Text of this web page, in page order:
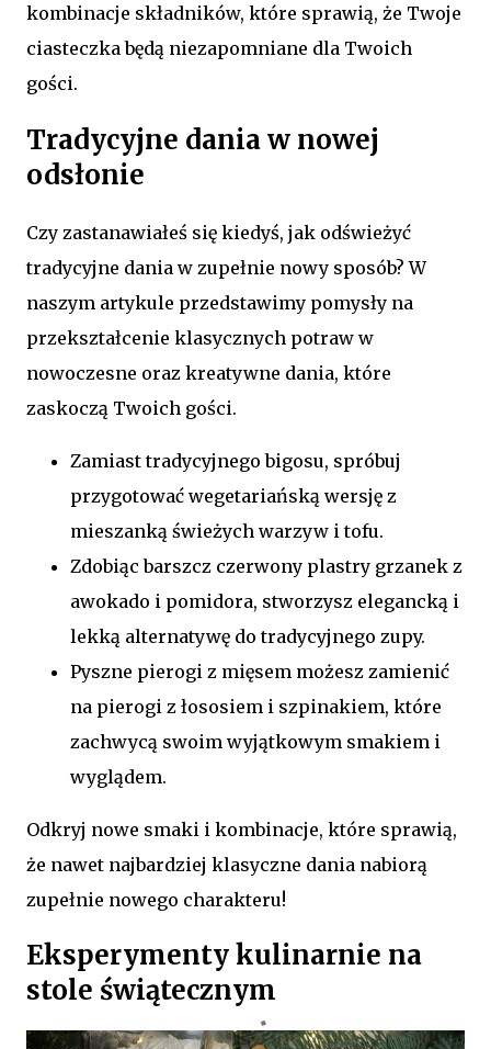
kombinacje składników, które sprawią, że Twoje
ciasteczka będą niezapomniane dla Twoich
gości.
Tradycyjne dania w nowej
odsłonie
Czy zastanawiałeś się kiedyś, jak odświeżyć
tradycyjne dania w zupełnie nowy sposób? W
naszym artykule przedstawimy pomysły na
przekształcenie klasycznych potraw w
nowoczesne oraz kreatywne dania, które
zaskoczą Twoich gości.
Zamiast tradycyjnego bigosu, spróbuj
przygotować wegetariańską wersję z
mieszanką świeżych warzyw i tofu.
Zdobiąc barszcz czerwony plastry grzanek z
awokado i pomidora, stworzysz elegancką i
lekką alternatywę do tradycyjnego zupy.
Pyszne pierogi z mięsem możesz zamienić
na pierogi z łososiem i szpinakiem, które
zachwycą swoim wyjątkowym smakiem i
wyglądem.
Odkryj nowe smaki i kombinacje, które sprawią,
że nawet najbardziej klasyczne dania nabiorą
zupełnie nowego charakteru!
Eksperymenty kulinarnie na
stole świątecznym